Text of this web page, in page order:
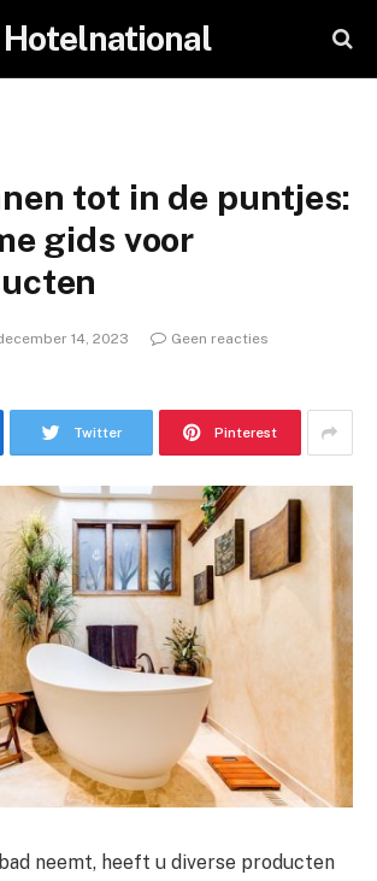
Hotelnational
tot in de puntjes:
gids voor
14, 2023
Geen reacties
Twitter Pinterest
neemt, heeft u diverse producten